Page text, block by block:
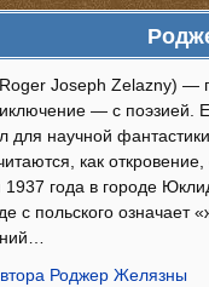
Joseph Zelazny) —
— с поэзией.
для научной
как
года в городе
с польского означает
Роджер Желязны